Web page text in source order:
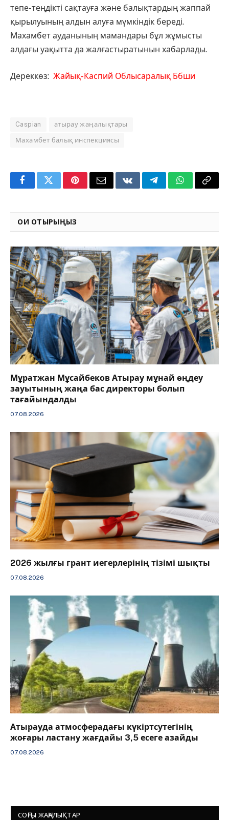
тепе-теңдікті сақтауға және балықтардың жаппай
қырылуының алдын алуға мүмкіндік береді.
Махамбет ауданының мамандары бұл жұмысты
алдағы уақытта да жалғастыратынын хабарлады.
Дереккөз: Жайық-Каспий Облысаралық Ббши
Caspian атырау жаңалықтары
Махамбет балық инспекциясы
FacebookTwitterPinterestEmail VKontakteTelegramWhatsApp
Copy
ОҚИ ОТЫРЫҢЫЗ
Мұратжан Мұсайбеков Атырау мұнай өңдеу
зауытының жаңа бас директоры болып
тағайындалды
07.08.2026
2026 жылғы грант иегерлерінің тізімі шықты
07.08.2026
Атырауда атмосферадағы күкіртсутегінің
жоғары ластану жағдайы 3,5 есеге азайды
07.08.2026
СОҢҒЫ ЖАҢАЛЫҚТАР